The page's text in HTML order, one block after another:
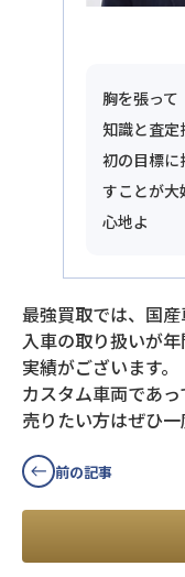
胸を張って
知識と査定
初の目標に
すことが大
心地よ
最強買取では、国
入車の取り扱いが
実績がございます。
カスタム車両であ
売りたい方はぜひ一
前の記事